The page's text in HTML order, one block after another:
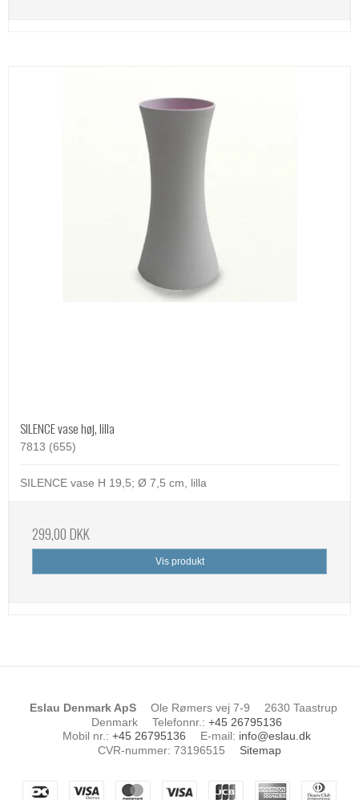
SILENCE vase høj, lilla
7813 (655)
SILENCE vase H 19,5; Ø 7,5 cm, lilla
299,00 DKK
Vis produkt
Eslau Denmark ApS Ole Rømers vej 7-9
2630 Taastrup
Denmark
Telefonnr. : +45 26795136
Mobil nr.: +45 26795136 E-mail: info@eslau.dk
CVR-nummer: 73196515 Sitemap